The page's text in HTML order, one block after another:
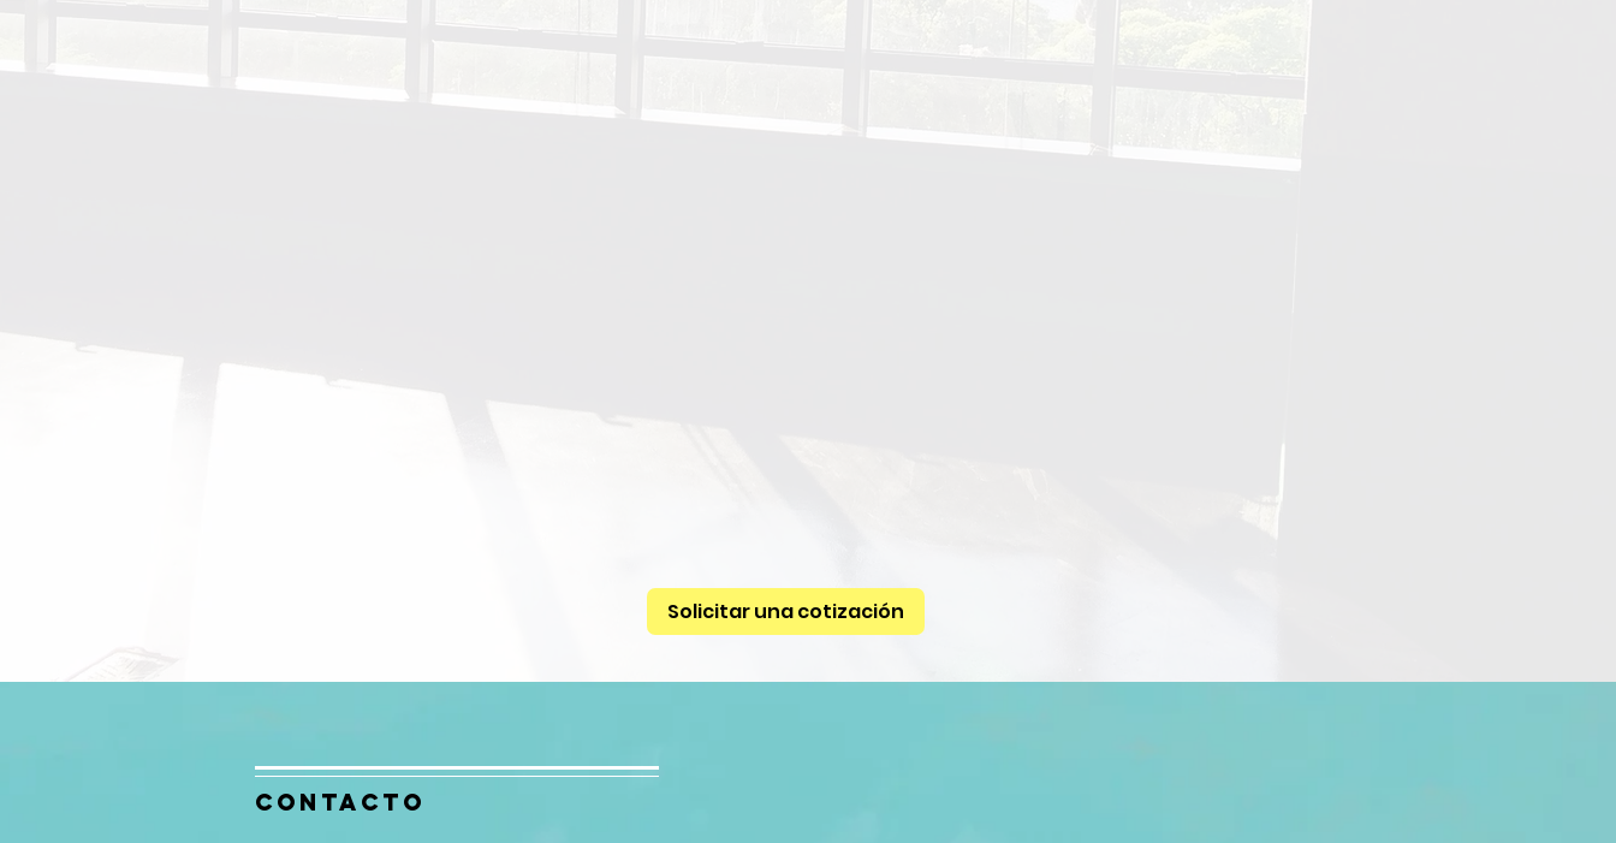
Solicitar una cotización
Contacto